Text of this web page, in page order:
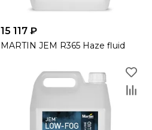
15 117 ₽
MARTIN JEM R365 Haze fluid